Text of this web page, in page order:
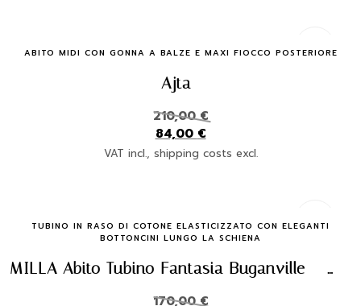
Quick Buy
ABITO MIDI CON GONNA A BALZE E MAXI FIOCCO POSTERIORE
Ajta
210,00€
84,00 €
VAT incl., shipping costs excl.
Quick Buy
TUBINO IN RASO DI COTONE ELASTICIZZATO CON ELEGANTI
BOTTONCINI LUNGO LA SCHIENA
MILLA Abito Tubino Fantasia Buganville – Eleganza Made in Italy
170,00€